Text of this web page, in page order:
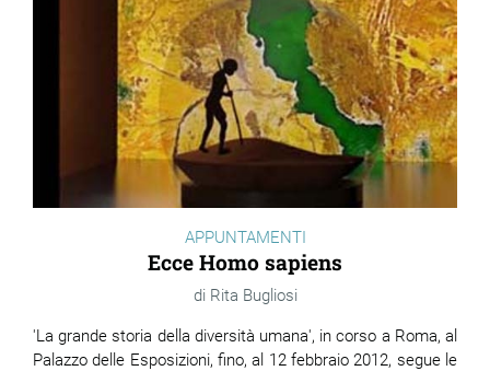
APPUNTAMENTI
Ecce Homo sapiens
Rita Bugliosi
'La grande storia della diversità umana', in corso a Roma, al
Palazzo delle Esposizioni, fino, al 12 febbraio 2012, segue le